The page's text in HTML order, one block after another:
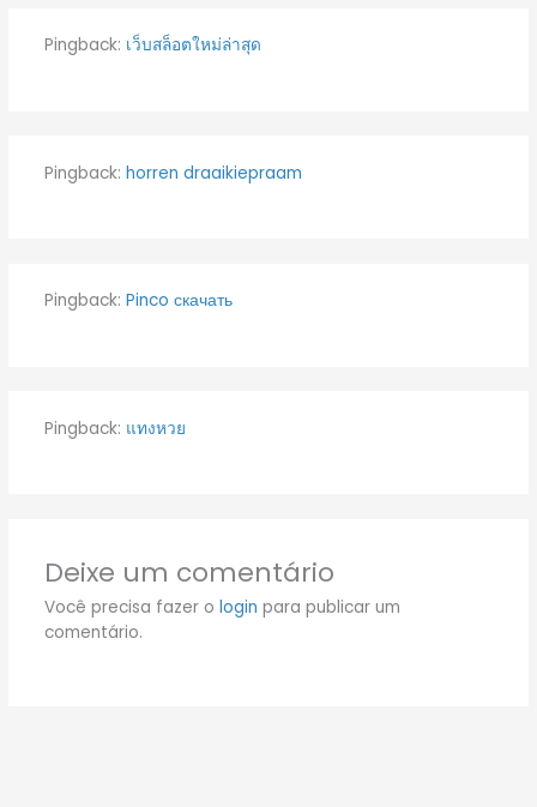
Pingback: เว็บสล็อตใหม่ล่าสุด
Pingback: horren draaikiepraam
Pingback: Pinco скачать
Pingback: แทงหวย
Deixe um comentário
Você precisa fazer o login para publicar um
comentário.